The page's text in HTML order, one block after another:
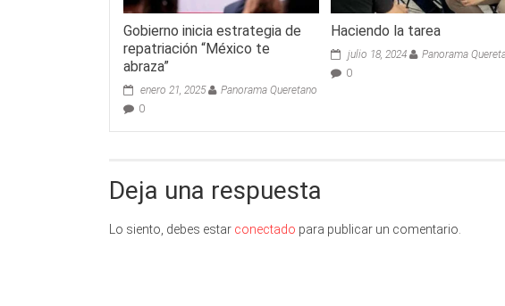
Gobierno inicia estrategia de
repatriación “México te
abraza”
enero 21, 2025
Panorama Queretano
0
Haciendo la tarea
julio 18, 2024
Panorama
0
Deja una respuesta
Lo siento, debes estar conectado para publicar un comentario.